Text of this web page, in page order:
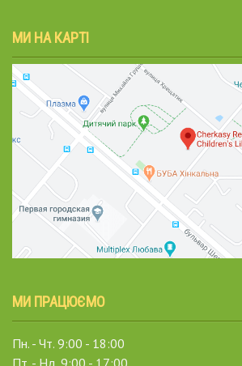
МИ НА КАРТІ
МИ ПРАЦЮЄМО
Пн. - Чт. 9:00 - 18:00
Пт. - Нд. 9:00 - 17:00